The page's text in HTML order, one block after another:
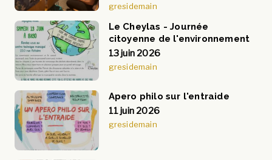
gresidemain
Le Cheylas - Journée
citoyenne de l'environnement
13 juin 2026
gresidemain
Apero philo sur l'entraide
11 juin 2026
gresidemain